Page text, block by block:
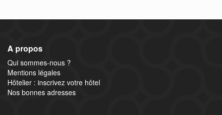
A propos
Qui sommes-nous ?
Mentions légales
Hôtelier : inscrivez votre hôtel
Nos bonnes adresses